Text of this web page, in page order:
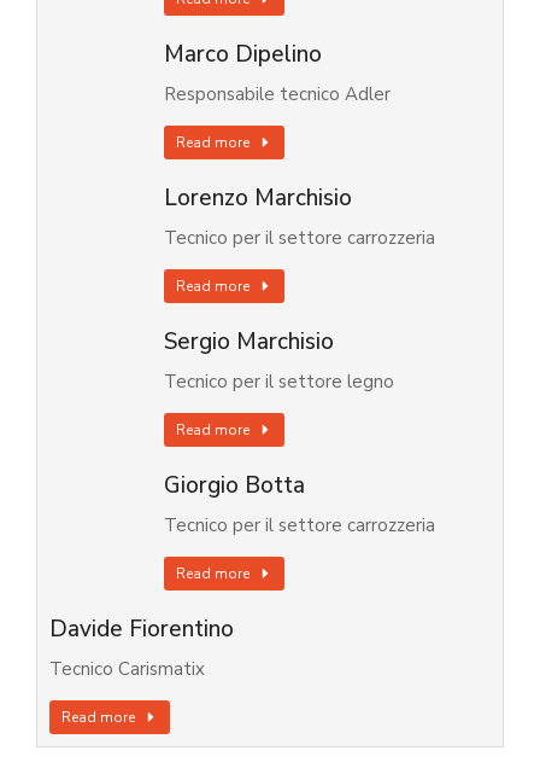
Marco Dipelino
Responsabile tecnico Adler
Read more
Lorenzo Marchisio
Tecnico per il settore carrozzeria
Read more
Sergio Marchisio
Tecnico per il settore legno
Read more
Giorgio Botta
Tecnico per il settore carrozzeria
Read more
Davide Fiorentino
Tecnico Carismatix
Read more